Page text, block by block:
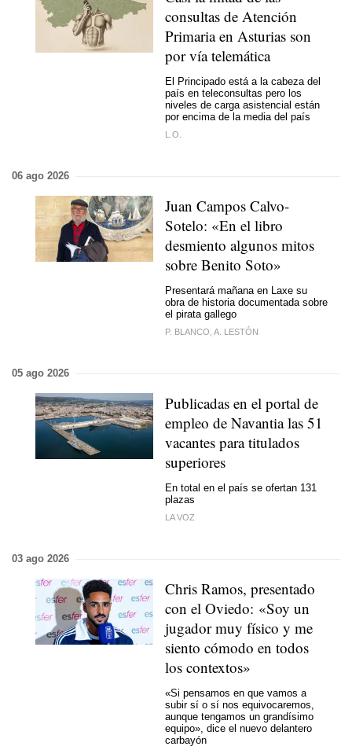
consultas de Atención
Primaria en Asturias son
por vía telemática
El Principado está a la cabeza del
país en teleconsultas pero los
niveles de carga asistencial están
por encima de la media del país
L.O.
06 ago 2026
Juan Campos Calvo-
Sotelo: «En el libro
desmiento algunos mitos
sobre Benito Soto»
Presentará mañana en Laxe su
obra de historia documentada sobre
el pirata gallego
P. BLANCO, A. LESTÓN
05 ago 2026
Publicadas en el portal de
empleo de Navantia las 51
vacantes para titulados
superiores
En total en el país se ofertan 131
plazas
LA VOZ
03 ago 2026
Chris Ramos, presentado
con el Oviedo: «Soy un
jugador muy físico y me
siento cómodo en todos
los contextos»
«Si pensamos en que vamos a
subir sí o sí nos equivocaremos,
aunque tengamos un grandísimo
equipo», dice el nuevo delantero
carbayón